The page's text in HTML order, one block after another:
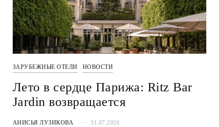
ЗАРУБЕЖНЫЕ ОТЕЛИ НОВОСТИ
Лето в сердце Парижа: Ritz Bar
Jardin возвращается
АНИСЬЯ ЛУЗИКОВА 31.07.2026